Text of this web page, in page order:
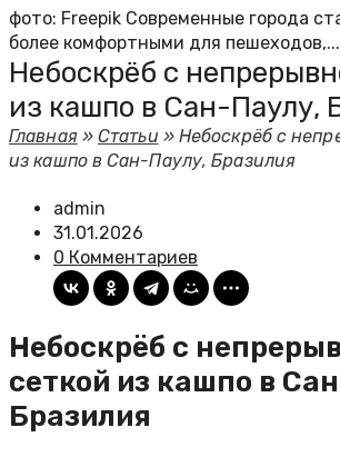
фото: Freepik Современные города
более комфортными для пешеходов,...
Небоскрёб с
из кашпо в Сан-Паулу,
Главная»Статьи » Небоскрёб с
из кашпо в Сан-Паулу, Бразилия
admin
31.01.2026
0 Комментариев
Небоскрёб с
сеткой из кашпо в
Бразилия